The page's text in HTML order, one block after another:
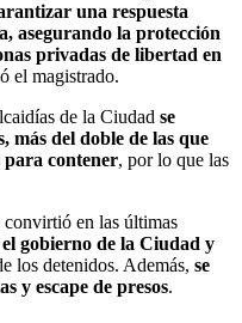
una respuesta
asegurando la protección
privadas de libertad en
el magistrado.
de la Ciudad se
más del doble de las que
para contener, por lo que las
convirtió en las últimas
gobierno de la Ciudad y
los detenidos. Además, se
y escape de presos.